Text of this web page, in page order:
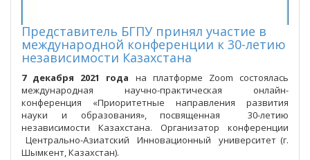
Представитель БГПУ принял участие в
международной конференции к 30-летию
независимости Казахстана
7 декабря 2021 года на платформе Zoom состоялась
международная научно-практическая онлайн-
конференция «Приоритетные направления развития
науки и образования», посвященная 30-летию
независимости Казахстана. Организатор конференции
Центрально-Азиатский Инновационный университет (г.
Шымкент, Казахстан).